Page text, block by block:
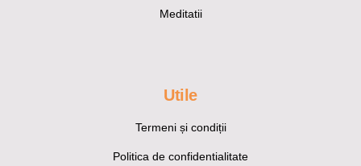
Meditatii
Utile
Termeni și condiții
Politica de confidentialitate